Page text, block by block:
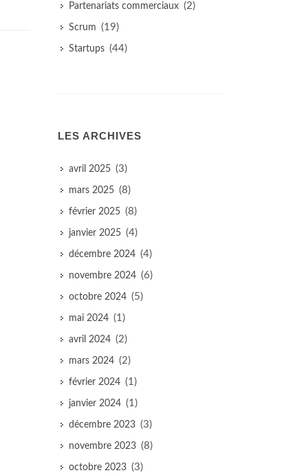
Partenariats commerciaux (2)
Scrum (19)
Startups (44)
LES ARCHIVES
avril 2025 (3)
mars 2025 (8)
février 2025 (8)
janvier 2025 (4)
décembre 2024 (4)
novembre 2024 (6)
octobre 2024 (5)
mai 2024 (1)
avril 2024 (2)
mars 2024 (2)
février 2024 (1)
janvier 2024 (1)
décembre 2023 (3)
novembre 2023 (8)
octobre 2023 (3)